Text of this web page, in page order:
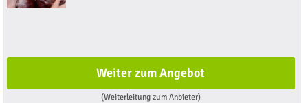
Weiter zum Angebot
(Weiterleitung zum Anbieter)